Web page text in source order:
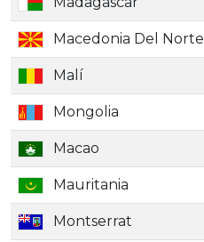
Macedonia Del Norte
Malí
Mongolia
Macao
Mauritania
Montserrat